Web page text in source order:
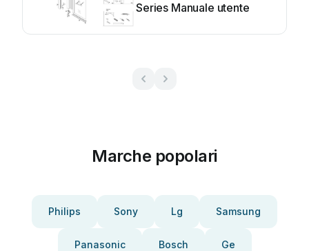
Series Manuale utente
Marche popolari
Philips Sony Lg Samsung
Panasonic Bosch Ge